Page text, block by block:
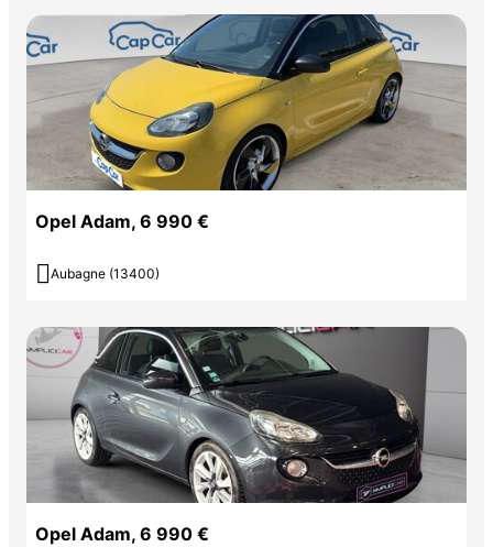
Opel Adam, 6 990 €
 Aubagne (13400)
Opel Adam, 6 990 €